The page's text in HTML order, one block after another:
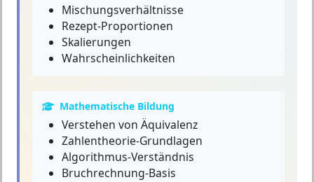
Mischungsverhältnisse
Rezept-Proportionen
Skalierungen
Wahrscheinlichkeiten
Mathematische Bildung
Verstehen von Äquivalenz
Zahlentheorie-Grundlagen
Algorithmus-Verständnis
Bruchrechnung-Basis